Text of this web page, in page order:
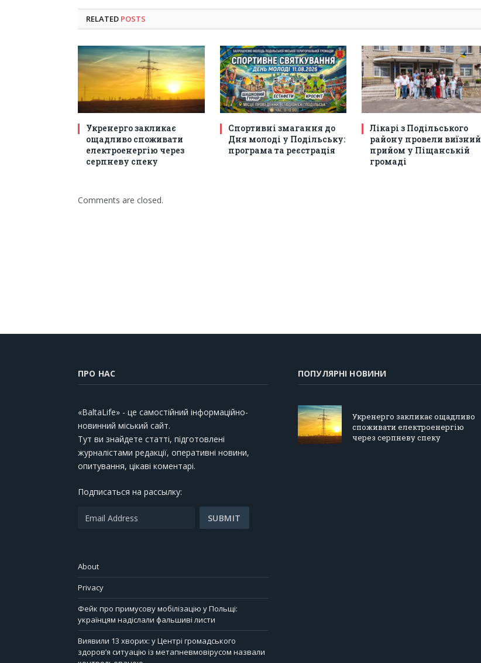
RELATED POSTS
Укренерго закликає
ощадливо споживати
електроенергію через
серпневу спеку
Спортивні змагання до
Дня молоді у Подільську:
програма та реєстрація
Лікарі з Подільського
району провели виїзний
прийом у Піщанській
громаді
Comments are closed.
ПРО НАС
«BaltaLife» - це самостійний інформаційно-
новинний міський сайт.
Тут ви знайдете статті, підготовлені
журналістами редакції, оперативні новини,
опитування, цікаві коментарі.
Подписаться на рассылку:
ПОПУЛЯРНІ НОВИНИ
Укренерго закликає ощадливо
споживати електроенергію
через серпневу спеку
About
Privacy
Фейк про примусову мобілізацію у Польщі:
українцям надіслали фальшиві листи
Виявили 13 хворих: у Центрі громадського
здоров’я ситуацію із метапневмовірусом назвали